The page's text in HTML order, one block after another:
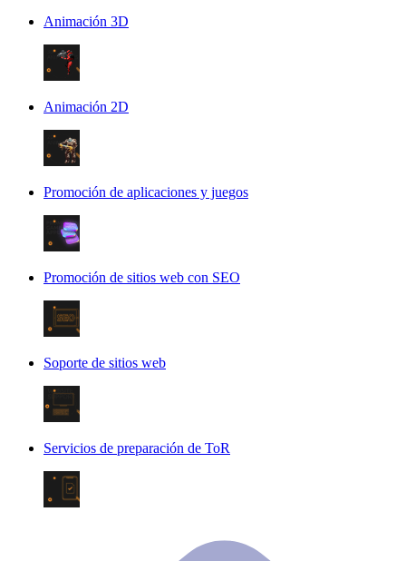
Animación 3D
Animación 2D
Promoción de aplicaciones y juegos
Promoción de sitios web con SEO
Soporte de sitios web
Servicios de preparación de ToR